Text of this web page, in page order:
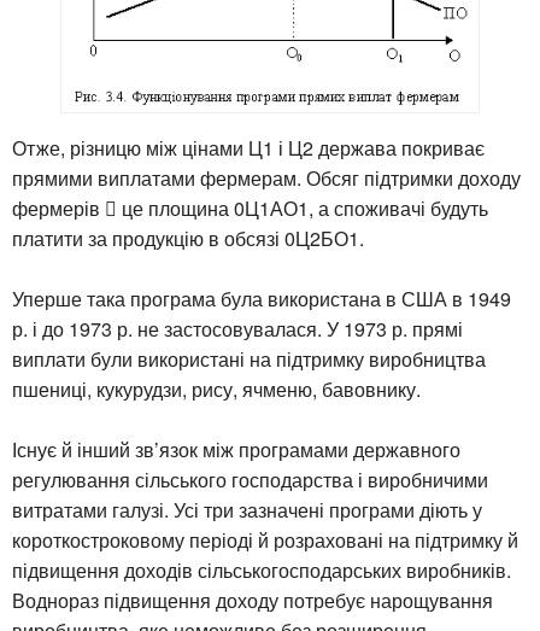
Отже, різницю між цінами Ц1 і Ц2 держава покриває
прямими виплатами фермерам. Обсяг підтримки доходу
фермерів  це площина 0Ц1АО1, а споживачі будуть
платити за продукцію в обсязі 0Ц2БО1.
Уперше така програма була використана в США в 1949
р. і до 1973 р. не застосовувалася. У 1973 р. прямі
виплати були використані на підтримку виробництва
пшениці, кукурудзи, рису, ячменю, бавовнику.
Існує й інший зв’язок між програмами державного
регулювання сільського господарства і виробничими
витратами галузі. Усі три зазначені програми діють у
короткостроковому періоді й розраховані на підтримку й
підвищення доходів сільськогосподарських виробників.
Воднораз підвищення доходу потребує нарощування